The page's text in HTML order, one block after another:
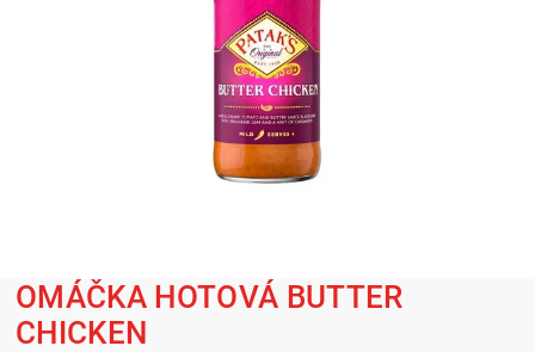
OMÁČKA HOTOVÁ BUTTER
CHICKEN